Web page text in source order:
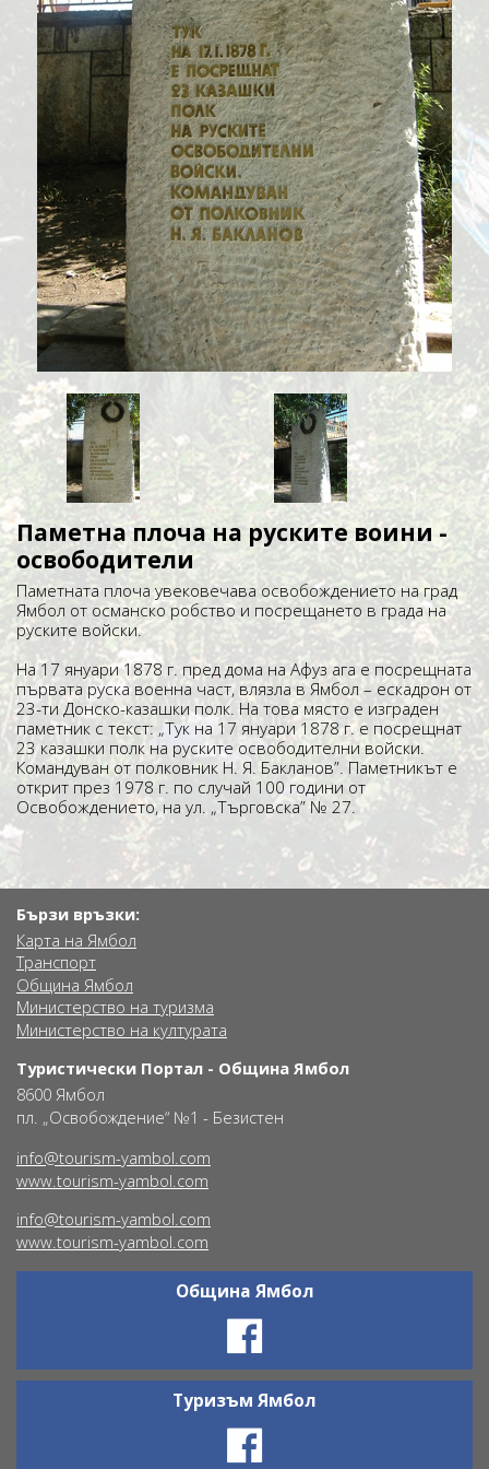
Паметна плоча на руските воини -
освободители
Паметната плоча увековечава освобождението на град
Ямбол от османско робство и посрещането в града на
руските войски.
На 17 януари 1878 г. пред дома на Афуз ага е посрещната
първата руска военна част, влязла в Ямбол – ескадрон от
23-ти Донско-казашки полк. На това място е изграден
паметник с текст: „Тук на 17 януари 1878 г. е посрещнат
23 казашки полк на руските освободителни войски.
Командуван от полковник Н. Я. Бакланов”. Паметникът е
открит през 1978 г. по случай 100 години от
Освобождението, на ул. „Търговска” № 27.
Бързи връзки:
Карта на Ямбол
Транспорт
Община Ямбол
Министерство на туризма
Министерство на културата
Туристически Портал - Община Ямбол
8600 Ямбол
пл. „Освобождение“ №1 - Безистен
info@tourism-yambol.com
www.tourism-yambol.com
info@tourism-yambol.com
www.tourism-yambol.com
Община Ямбол
Ŝ
Туризъм Ямбол
Ŝ